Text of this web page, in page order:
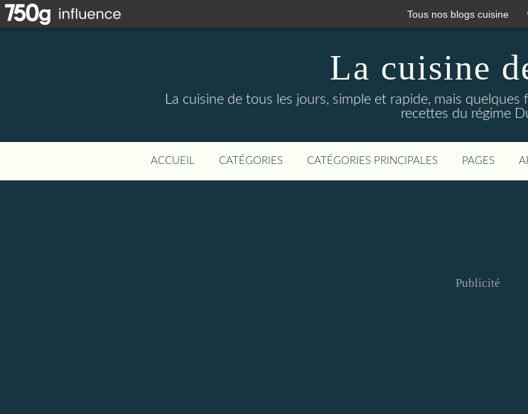
Tous nos blogs cuisine
La cuisine
La cuisine de tous les jours, simple et rapide, mais
recettes du régime
ACCUEIL CATÉGORIES CATÉGORIES PRINCIPALES PAGES
Publicité